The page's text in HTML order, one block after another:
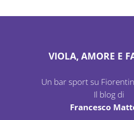
VIOLA, AMORE E
Un bar sport su
Il blog di
Francesco